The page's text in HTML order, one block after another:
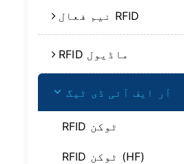
نیم فعال RFID
RFID ماڈیول
آر ایف آئی ڈی ٹیگ
RFID ٹوکن
RFID ٹوکن (HF)